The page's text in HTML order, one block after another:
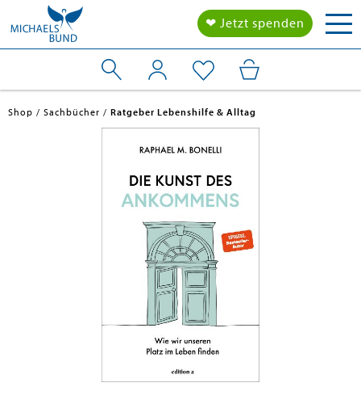
❤ Jetzt spenden
Shop Sachbücher Ratgeber Lebenshilfe & Alltag